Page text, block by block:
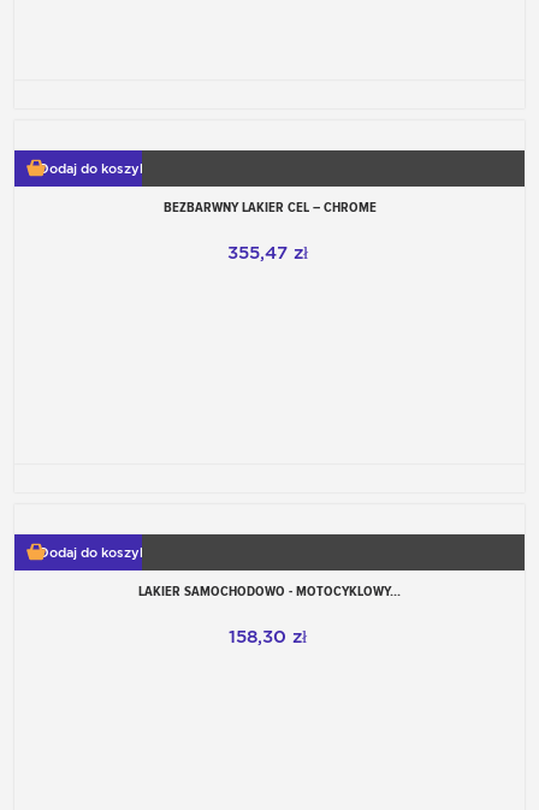
Dodaj do koszyka
BEZBARWNY LAKIER CEL – CHROME
355,47 zł
Dodaj do koszyka
LAKIER SAMOCHODOWO - MOTOCYKLOWY...
158,30 zł